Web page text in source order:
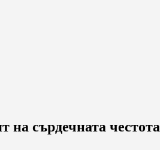
на сърдечната честота